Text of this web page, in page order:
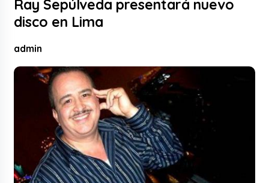
Ray Sepúlveda presentará nuevo
disco en Lima
admin